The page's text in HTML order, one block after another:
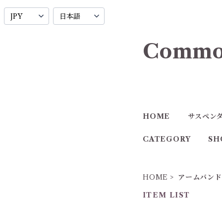
HOME サスペン
CATEGORY
HOME
アームバンド
ITEM LIST